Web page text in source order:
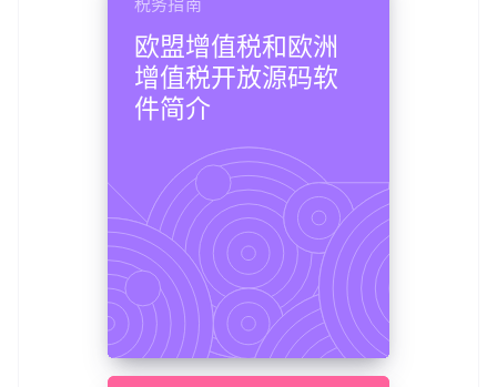
欧盟增值税和欧洲
增值税开放源码软
件简介